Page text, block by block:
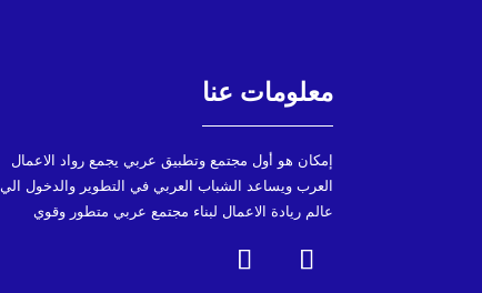
معلومات عنا
إمكان هو أول مجتمع وتطبيق عربي يجمع رواد الاعمال
العرب ويساعد الشباب العربي في التطوير والدخول الي
عالم ريادة الاعمال لبناء مجتمع عربي متطور وقوي